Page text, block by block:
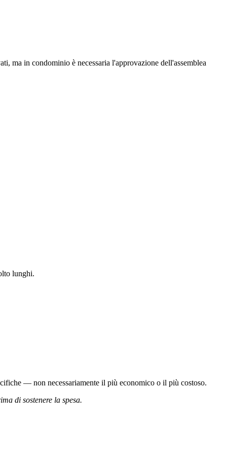
ma in condominio è necessaria l'approvazione dell'assemblea
lunghi.
— non necessariamente il più economico o il più costoso.
di sostenere la spesa.